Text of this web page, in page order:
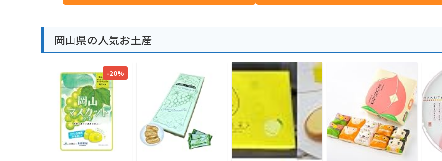
岡山県の人気お土産
-20%